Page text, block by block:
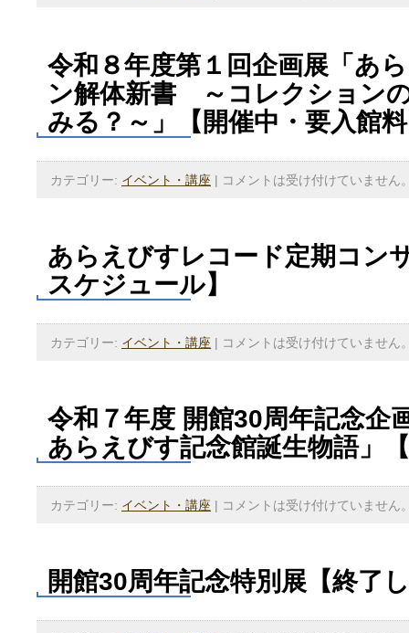
令和８年度第１回企画展「あ
ン解体新書 ～コレクション
みる？～」【開催中・要入館
カテゴリー: イベント・講座 | コメントは受け付けていません
あらえびすレコード定期コン
スケジュール】
カテゴリー: イベント・講座 | コメントは受け付けていません
令和７年度 開館30周年記念企
あらえびす記念館誕生物語」
カテゴリー: イベント・講座 | コメントは受け付けていません
開館30周年記念特別展【終了